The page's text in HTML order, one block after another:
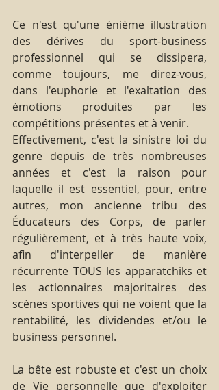
Ce n'est qu'une énième illustration
des dérives du sport-business
professionnel qui se dissipera,
comme toujours, me direz-vous,
dans l'euphorie et l'exaltation des
émotions produites par les
compétitions présentes et à venir.
Effectivement, c'est la sinistre loi du
genre depuis de très nombreuses
années et c'est la raison pour
laquelle il est essentiel, pour, entre
autres, mon ancienne tribu des
Éducateurs des Corps, de parler
régulièrement, et à très haute voix,
afin d'interpeller de manière
récurrente TOUS les apparatchiks et
les actionnaires majoritaires des
scènes sportives qui ne voient que la
rentabilité, les dividendes et/ou le
business personnel.
La bête est robuste et c'est un choix
de Vie personnelle que d'exploiter